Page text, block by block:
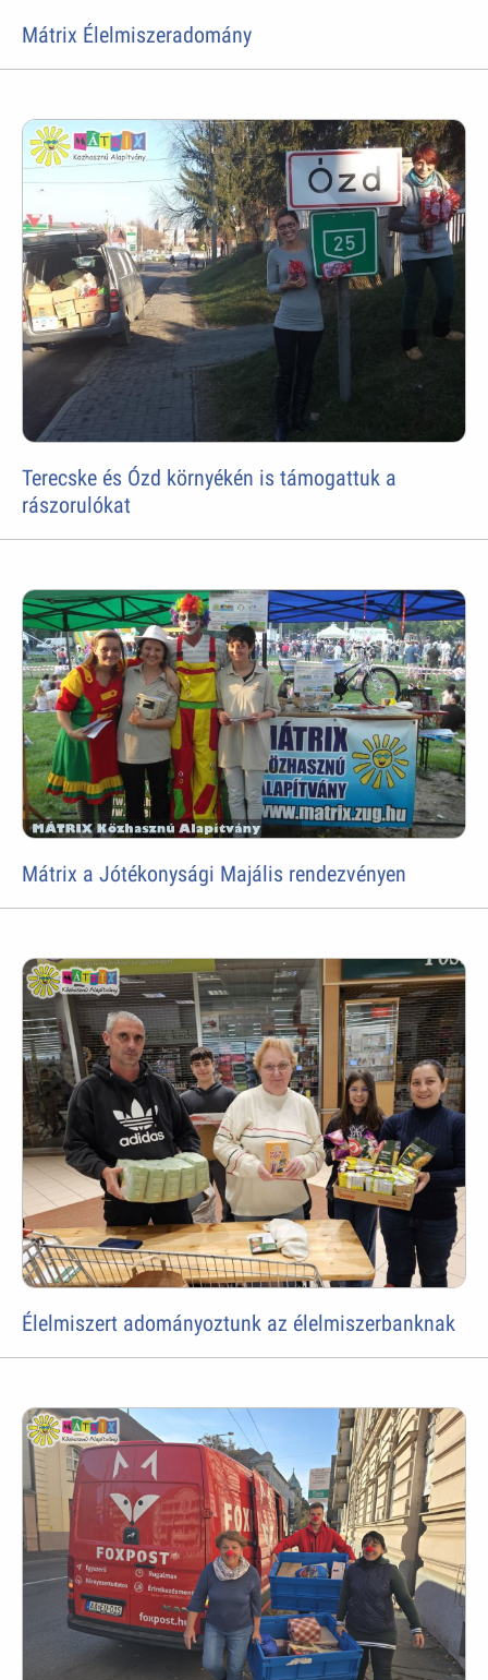
Mátrix Élelmiszeradomány
Terecske és Ózd környékén is támogattuk a
rászorulókat
Mátrix a Jótékonysági Majális rendezvényen
Élelmiszert adományoztunk az élelmiszerbanknak